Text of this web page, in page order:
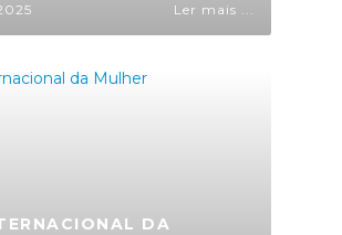
Ler mais ...
DA